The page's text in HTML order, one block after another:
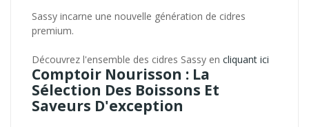
Sassy incarne une nouvelle génération de cidres
premium.
Découvrez l'ensemble des cidres Sassy en cliquant ici
Comptoir Nourisson : La
Sélection Des Boissons Et
Saveurs D'exception